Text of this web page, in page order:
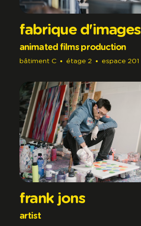
fabrique d'images
animated films production
bâtiment C étage 2 espace 201
frank jons
artist